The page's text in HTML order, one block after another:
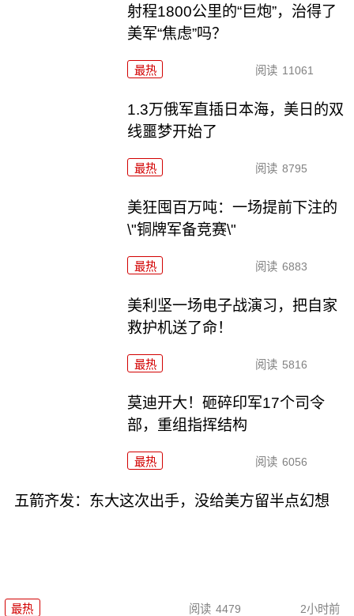
射程1800公里的“巨炮”，治得了
美军“焦虑”吗？
最热 阅读 11061
1.3万俄军直插日本海，美日的双
线噩梦开始了
最热 阅读 8795
美狂囤百万吨：一场提前下注的
\"铜牌军备竞赛\"
最热 阅读 6883
美利坚一场电子战演习，把自家
救护机送了命！
最热 阅读 5816
莫迪开大！砸碎印军17个司令
部，重组指挥结构
最热 阅读 6056
五箭齐发：东大这次出手，没给美方留半点幻想
最热 阅读 4479 2小时前